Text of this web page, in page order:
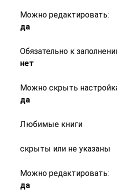
Можно редактировать:
да
Обязательно к
нет
Можно скрыть
да
Любимые книги
скрыты или не указаны
Можно редактировать:
да